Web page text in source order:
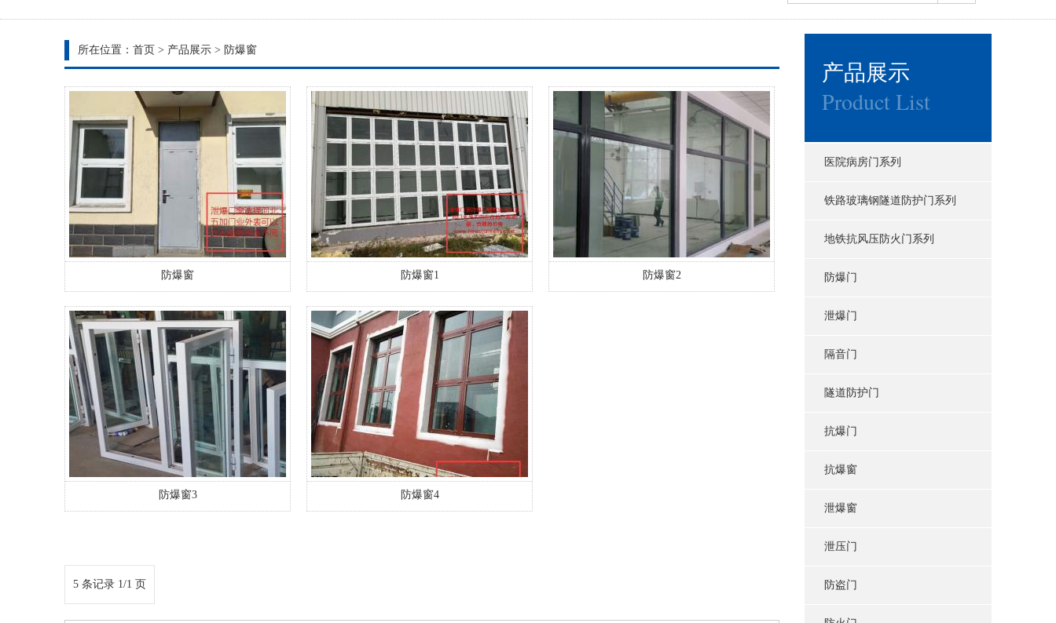
所在位置： 首页 > 产品展示 > 防爆窗
防爆窗 防爆窗1 防爆窗2
防爆窗3 防爆窗4
5 条记录 1/1 页
产品展示
Product List
医院病房门系列
铁路玻璃钢隧道防护门系列
地铁抗风压防火门系列
防爆门
泄爆门
隔音门
隧道防护门
抗爆门
抗爆窗
泄爆窗
泄压门
防盗门